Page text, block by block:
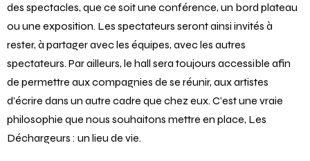
des spectacles, que ce soit une conférence, un bord plateau
ou une exposition. Les spectateurs seront ainsi invités à
rester, à partager avec les équipes, avec les autres
spectateurs. Par ailleurs, le hall sera toujours accessible afin
de permettre aux compagnies de se réunir, aux artistes
d’écrire dans un autre cadre que chez eux. C’est une vraie
philosophie que nous souhaitons mettre en place, Les
Déchargeurs : un lieu de vie.